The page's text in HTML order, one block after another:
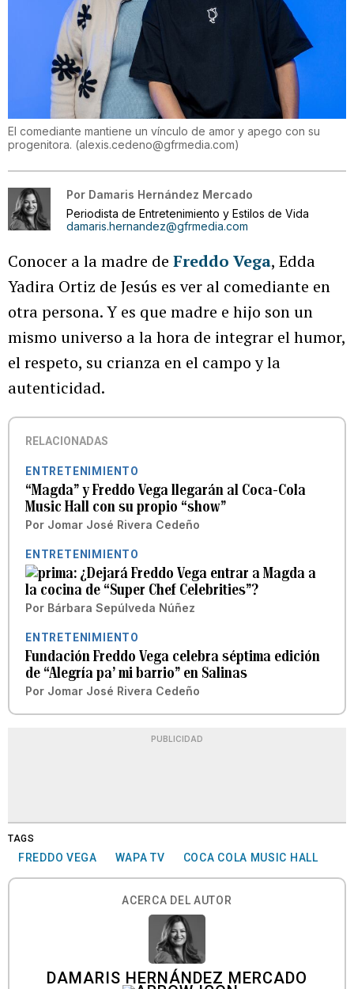
El comediante mantiene un vínculo de amor y apego con su
progenitora. (alexis.cedeno@gfrmedia.com)
Por Damaris Hernández Mercado
Periodista de Entretenimiento y Estilos de Vida
damaris.hernandez@gfrmedia.com
Conocer a la madre de Freddo Vega, Edda
Yadira Ortiz de Jesús es ver al comediante en
otra persona. Y es que madre e hijo son un
mismo universo a la hora de integrar el humor,
el respeto, su crianza en el campo y la
autenticidad.
RELACIONADAS
ENTRETENIMIENTO
“Magda” y Freddo Vega llegarán al Coca-Cola
Music Hall con su propio “show”
Por Jomar José Rivera Cedeño
ENTRETENIMIENTO
¿Dejará Freddo Vega entrar a Magda a
la cocina de “Super Chef Celebrities”?
Por Bárbara Sepúlveda Núñez
ENTRETENIMIENTO
Fundación Freddo Vega celebra séptima edición
de “Alegría pa’ mi barrio” en Salinas
Por Jomar José Rivera Cedeño
PUBLICIDAD
TAGS
FREDDO VEGA WAPA TV COCA COLA MUSIC HALL
ACERCA DEL AUTOR
DAMARIS HERNÁNDEZ MERCADO